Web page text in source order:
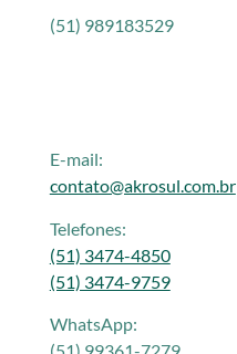
(51) 989183529
E-mail:
contato@akrosul.com.br
Telefones:
(51) 3474-4850
(51) 3474-9759
WhatsApp: